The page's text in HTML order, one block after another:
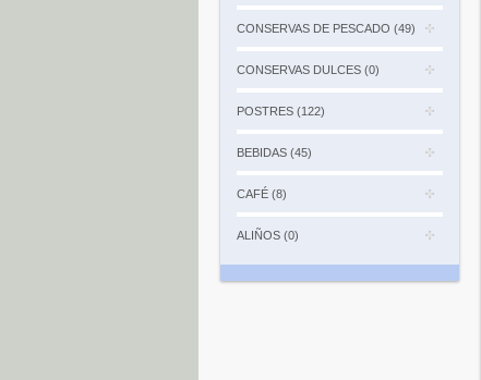
CONSERVAS DE PESCADO (49)
CONSERVAS DULCES (0)
POSTRES (122)
BEBIDAS (45)
CAFÉ (8)
ALIÑOS (0)